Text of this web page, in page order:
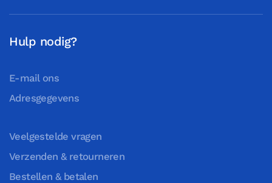
Hulp nodig?
E-mail ons
Adresgegevens
Veelgestelde vragen
Verzenden & retourneren
Bestellen & betalen